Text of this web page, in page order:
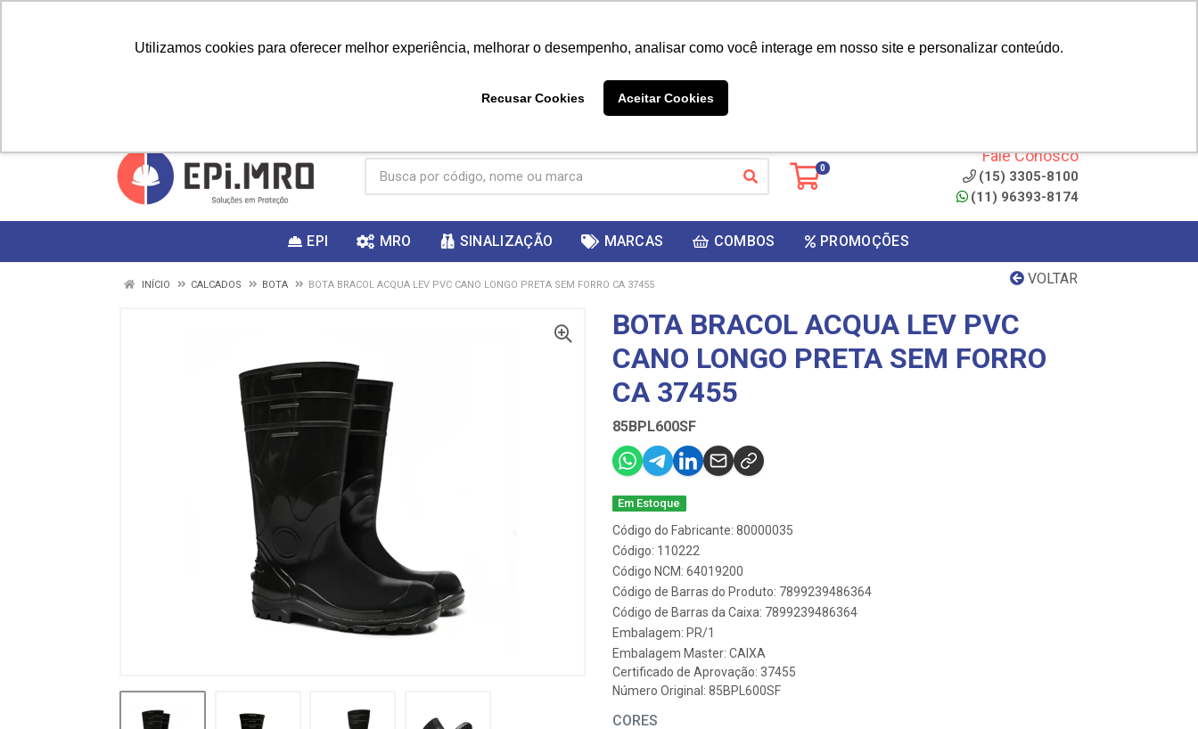
Utilizamos cookies para oferecer melhor experiência, melhorar o desempenho, analisar como você interage em nosso site e personalizar conteúdo.
Recusar Cookies Aceitar Cookies
ganhar
0
Fale Conosco
(15) 3305-8100
(11) 96393-8174
EPI MRO SINALIZAÇÃO MARCAS COMBOS PROMOÇÕES
VOLTAR
INÍCIO CALCADOS BOTA BOTA BRACOL ACQUA LEV PVC CANO LONGO PRETA SEM FORRO CA 37455
BOTA BRACOL ACQUA LEV PVC
CANO LONGO PRETA SEM FORRO
CA 37455
85BPL600SF
Em Estoque
Código do Fabricante: 80000035
Código: 110222
Código NCM: 64019200
Código de Barras do Produto: 7899239486364
Código de Barras da Caixa: 7899239486364
Embalagem: PR/1
Embalagem Master: CAIXA
Certificado de Aprovação: 37455
Número Original: 85BPL600SF
CORES